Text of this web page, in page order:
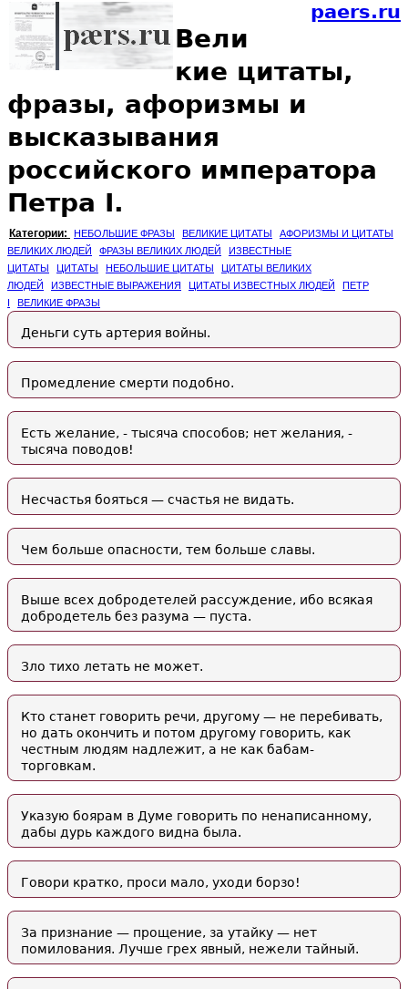
paers.ru
Вели
кие цитаты,
фразы, афоризмы и
высказывания
российского императора
Петра I.
Категории: НЕБОЛЬШИЕ ФРАЗЫ ВЕЛИКИЕ ЦИТАТЫ
АФОРИЗМЫ И ЦИТАТЫ
ВЕЛИКИХ ЛЮДЕЙ
ФРАЗЫ ВЕЛИКИХ ЛЮДЕЙ
ИЗВЕСТНЫЕ
ЦИТАТЫ
ЦИТАТЫ НЕБОЛЬШИЕ ЦИТАТЫ
ЦИТАТЫ ВЕЛИКИХ
ЛЮДЕЙ
ИЗВЕСТНЫЕ ВЫРАЖЕНИЯ ЦИТАТЫ ИЗВЕСТНЫХ ЛЮДЕЙ
ПЕТР
I
ВЕЛИКИЕ ФРАЗЫ
Деньги суть артерия войны.
Промедление смерти подобно.
Есть желание, - тысяча способов; нет желания, -
тысяча поводов!
Несчастья бояться — счастья не видать.
Чем больше опасности, тем больше славы.
Выше всех добродетелей рассуждение, ибо всякая
добродетель без разума — пуста.
Зло тихо летать не может.
Кто станет говорить речи, другому — не перебивать,
но дать окончить и потом другому говорить, как
честным людям надлежит, а не как бабам-
торговкам.
Указую боярам в Думе говорить по ненаписанному,
дабы дурь каждого видна была.
Говори кратко, проси мало, уходи борзо!
За признание — прощение, за утайку — нет
помилования. Лучше грех явный, нежели тайный.